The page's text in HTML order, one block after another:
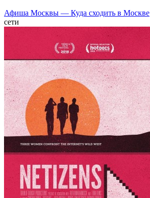
Афиша Москвы — Куда сходить в Москве
сети